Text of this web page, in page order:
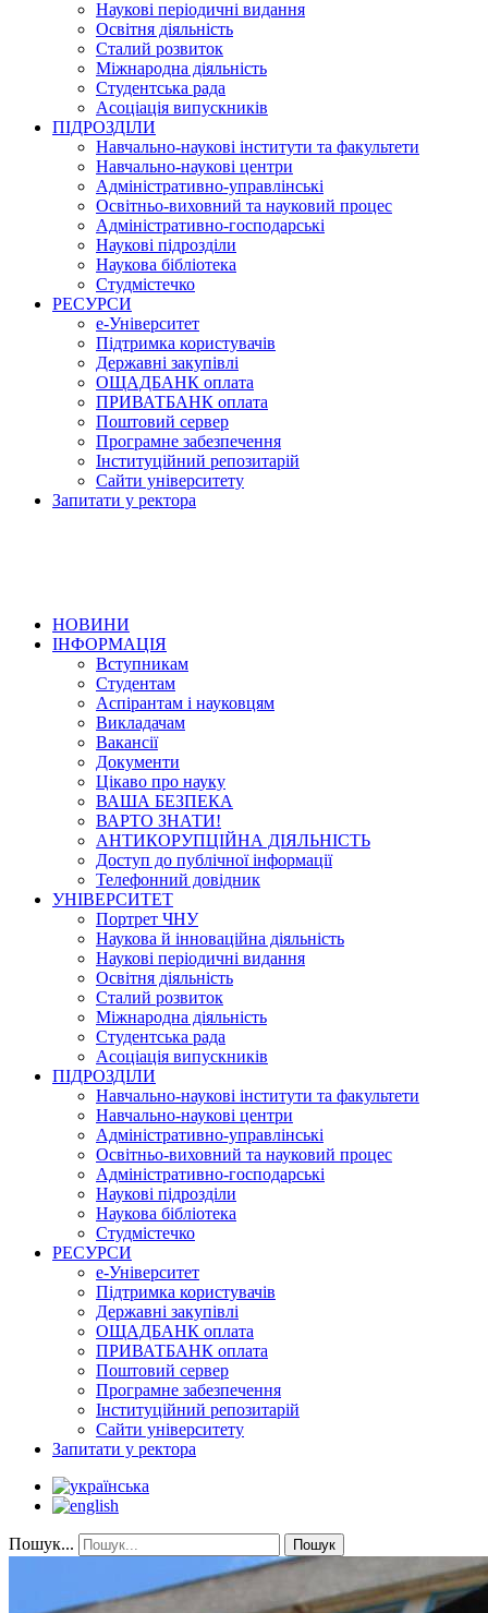
Наукові періодичні видання
Освітня діяльність
Сталий розвиток
Міжнародна діяльність
Студентська рада
Асоціація випускників
ПІДРОЗДІЛИ
Навчально-наукові інститути та факультети
Навчально-наукові центри
Адміністративно-управлінські
Освітньо-виховний та науковий процес
Адміністративно-господарські
Наукові підрозділи
Наукова бібліотека
Студмістечко
РЕСУРСИ
е-Університет
Підтримка користувачів
Державні закупівлі
ОЩАДБАНК оплата
ПРИВАТБАНК оплата
Поштовий сервер
Програмне забезпечення
Інституційний репозитарій
Сайти університету
Запитати у ректора
НОВИНИ
ІНФОРМАЦІЯ
Вступникам
Студентам
Аспірантам і науковцям
Викладачам
Вакансії
Документи
Цікаво про науку
ВАША БЕЗПЕКА
ВАРТО ЗНАТИ!
АНТИКОРУПЦІЙНА ДІЯЛЬНІСТЬ
Доступ до публічної інформації
Телефонний довідник
УНІВЕРСИТЕТ
Портрет ЧНУ
Наукова й інноваційна діяльність
Наукові періодичні видання
Освітня діяльність
Сталий розвиток
Міжнародна діяльність
Студентська рада
Асоціація випускників
ПІДРОЗДІЛИ
Навчально-наукові інститути та факультети
Навчально-наукові центри
Адміністративно-управлінські
Освітньо-виховний та науковий процес
Адміністративно-господарські
Наукові підрозділи
Наукова бібліотека
Студмістечко
РЕСУРСИ
е-Університет
Підтримка користувачів
Державні закупівлі
ОЩАДБАНК оплата
ПРИВАТБАНК оплата
Поштовий сервер
Програмне забезпечення
Інституційний репозитарій
Сайти університету
Запитати у ректора
Пошук... Пошук